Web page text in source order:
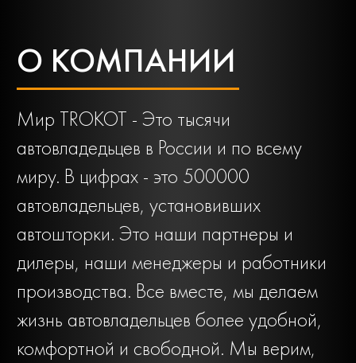
О КОМПАНИИ
Мир TROKOT - Это тысячи
автовладедьцев в России и по всему
миру. В цифрах - это 500000
автовладельцев, установивших
автошторки. Это наши партнеры и
дилеры, наши менеджеры и работники
производства. Все вместе, мы делаем
жизнь автовладельцев более удобной,
комфортной и свободной. Мы верим,